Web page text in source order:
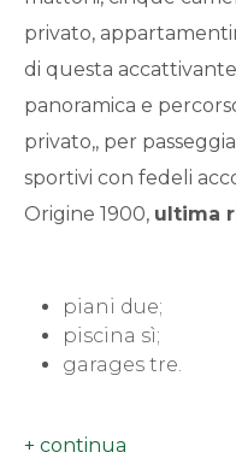
privato,
di questa
panoramica e
privato,, per
sportivi con fedeli
Origine 1900, ultima
piani due;
piscina sì;
garages tre.
minimi
Qualsiasi
4
5